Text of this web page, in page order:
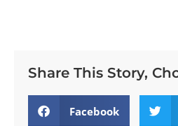
Share This Story,
Facebook